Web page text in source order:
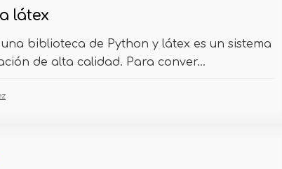
látex
una biblioteca de Python y látex es un sistema
de alta calidad. Para conver...